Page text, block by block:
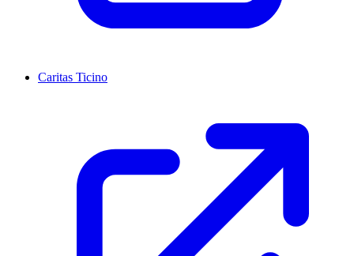
Caritas Ticino